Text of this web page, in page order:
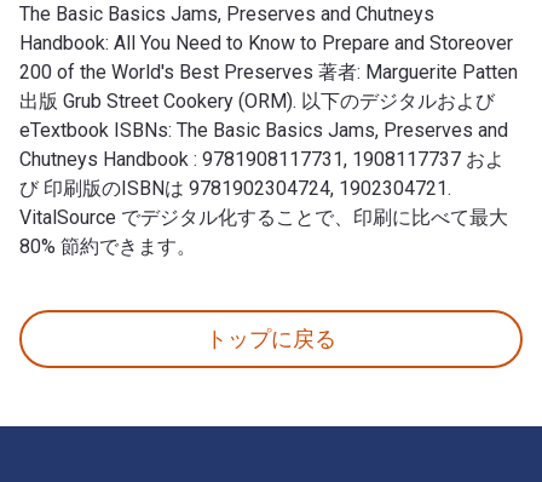
The Basic Basics Jams, Preserves and Chutneys
Handbook: All You Need to Know to Prepare and Storeover
200 of the World's Best Preserves 著者: Marguerite Patten
出版 Grub Street Cookery (ORM). 以下のデジタルおよび
eTextbook ISBNs: The Basic Basics Jams, Preserves and
Chutneys Handbook : 9781908117731, 1908117737 およ
び 印刷版のISBNは 9781902304724, 1902304721.
VitalSource でデジタル化することで、印刷に比べて最大
80% 節約できます。
トップに戻る